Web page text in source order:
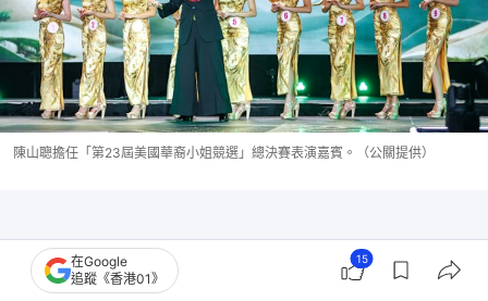
陳山聰擔任「第23屆美國華裔小姐競選」總決賽表演嘉賓。（公關提供）
在Google
追蹤《香港01》
15